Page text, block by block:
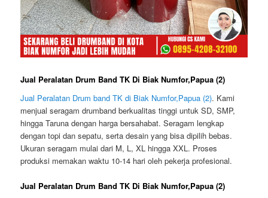
Jual Peralatan Drum Band TK Di Biak Numfor,Papua (2)
Jual Peralatan Drum band TK di Biak Numfor,Papua (2). Kami
menjual seragam drumband berkualitas tinggi untuk SD, SMP,
hingga Taruna dengan harga bersahabat. Seragam lengkap
dengan topi dan sepatu, serta desain yang bisa dipilih bebas.
Ukuran seragam mulai dari M, L, XL hingga XXL. Proses
produksi memakan waktu 10-14 hari oleh pekerja profesional.
Jual Peralatan Drum Band TK Di Biak Numfor,Papua (2)